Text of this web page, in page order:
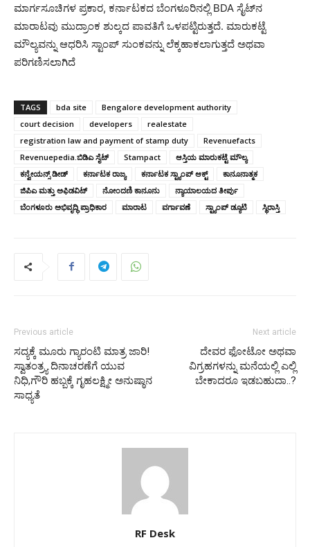
ಮಾರ್ಗಸೂಚಿಗಳ ಪ್ರಕಾರ, ಕರ್ನಾಟಕದ ಬೆಂಗಳೂರಿನಲ್ಲಿ BDA ಸೈಟ್‌ನ
ಮಾರಾಟವು ಮುದ್ರಾಂಕ ಶುಲ್ಕದ ಪಾವತಿಗೆ ಒಳಪಟ್ಟಿರುತ್ತದೆ. ಮಾರುಕಟ್ಟೆ
ಮೌಲ್ಯವನ್ನು ಆಧರಿಸಿ ಸ್ಟಾಂಪ್ ಸುಂಕವನ್ನು ಲೆಕ್ಕಹಾಕಲಾಗುತ್ತದೆ ಅಥವಾ
ಪರಿಗಣಿಸಲಾಗಿದೆ
TAGS bda site
Bengalore development authority
court decision
developers
realestate
registration law and payment of stamp duty
Revenuefacts
Revenuepedia.ಬಿಡಿಎ ಸೈಟ್
Stampact
ಆಸ್ತಿಯ ಮಾರುಕಟ್ಟೆ ಮೌಲ್ಯ
ಕನ್ವೇಯನ್ಸ್ ಡೀಡ್
ಕರ್ನಾಟಕ ರಾಜ್ಯ ಕರ್ನಾಟಕ ಸ್ಟ್ಯಾಂಪ್ ಆಕ್ಟ್
ಕಾನೂನಾತ್ಮಕ
ಜಿಪಿಎ ಮತ್ತು ಅಫಿಡವಿಟ್
ನೋಂದಣಿ ಕಾನೂನು
ನ್ಯಾಯಾಲಯದ ತೀರ್ಪು
ಬೆಂಗಳೂರು ಅಭಿವೃದ್ಧಿ ಪ್ರಾಧಿಕಾರ
ಮಾರಾಟ ವರ್ಗಾವಣೆ ಸ್ಟ್ಯಾಂಪ್ ಡ್ಯೂಟಿ ಸ್ಥಿರಾಸ್ತಿ
Previous article
ಸದ್ಯಕ್ಕೆ ಮೂರು ಗ್ಯಾರಂಟಿ ಮಾತ್ರ ಜಾರಿ!
ಸ್ವಾತಂತ್ರ್ಯ ದಿನಾಚರಣೆಗೆ ಯುವ
ನಿಧಿ,ಗೌರಿ ಹಬ್ಬಕ್ಕೆ ಗೃಹಲಕ್ಷ್ಮೀ ಅನುಷ್ಠಾನ
ಸಾಧ್ಯತೆ
Next article
ದೇವರ ಫೋಟೋ ಅಥವಾ
ವಿಗ್ರಹಗಳನ್ನು ಮನೆಯಲ್ಲಿ ಎಲ್ಲಿ
ಬೇಕಾದರೂ ಇಡಬಹುದಾ..?
RF Desk